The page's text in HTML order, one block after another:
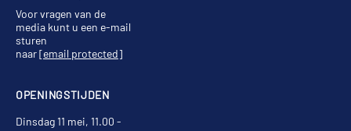
OPENINGSTIJDEN
Dinsdag 11 mei, 11.00 -
Voor vragen van de
media kunt u een e-mail
sturen
naar[email protected]